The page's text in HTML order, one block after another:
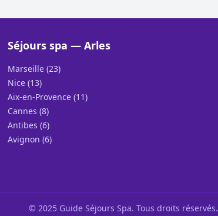
Séjours spa — Arles
Marseille (23)
Nice (13)
Aix-en-Provence (11)
Cannes (8)
Antibes (6)
Avignon (6)
© 2025 Guide Séjours Spa. Tous droits réservés.